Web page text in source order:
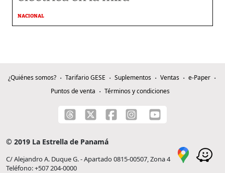
NACIONAL
¿Quiénes somos? Tarifario GESE Suplementos Ventas
e-Paper
Puntos de venta
Términos y condiciones
© 2019 La Estrella de Panamá
C/ Alejandro A. Duque G. - Apartado 0815-00507, Zona 4
Teléfono: +507 204-0000